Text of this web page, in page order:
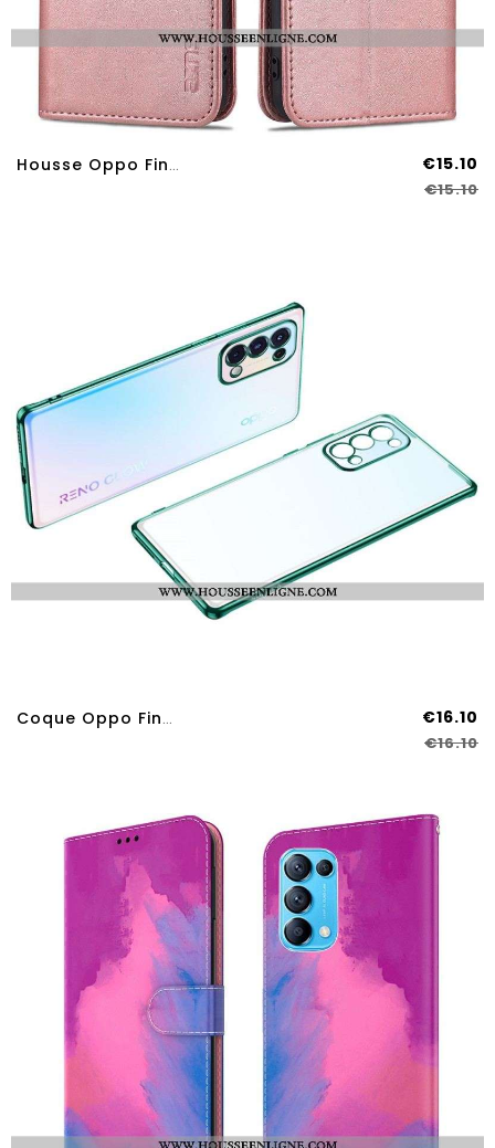
Housse Oppo Find X3 Lite AZNS Douceur €15.10
€15.10
Coque Oppo Find X3 Lite Transparente Rebords Style Métal SULADA €16.10
€16.10